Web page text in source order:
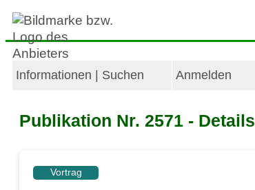
Informationen | Suchen Anmelden
Publikation Nr. 2571 - Details
Vortrag